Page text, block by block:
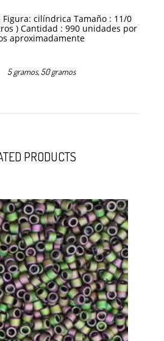
cilíndrica Tamaño : 11/0
) Cantidad : 990 unidades por
aproximadamente
5 gramos, 50 gramos
PRODUCTS